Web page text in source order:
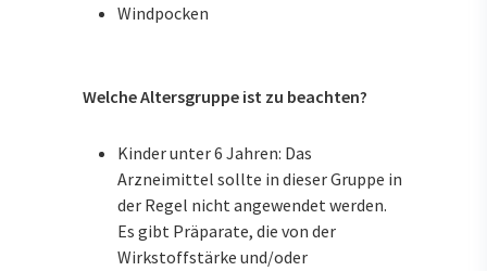
Windpocken
Welche Altersgruppe ist zu beachten?
Kinder unter 6 Jahren: Das
Arzneimittel sollte in dieser Gruppe in
der Regel nicht angewendet werden.
Es gibt Präparate, die von der
Wirkstoffstärke und/oder